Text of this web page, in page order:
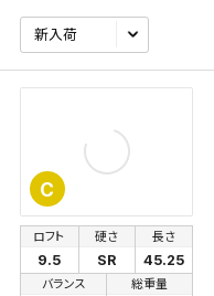
C
ロフト
9.5
硬さ
SR
長さ
45.25
バランス 総重量